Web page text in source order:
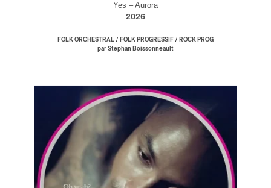
Yes – Aurora
2026
FOLK ORCHESTRAL / FOLK PROGRESSIF / ROCK PROG
par Stephan Boissonneault